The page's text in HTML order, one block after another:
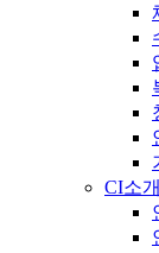
CI소개